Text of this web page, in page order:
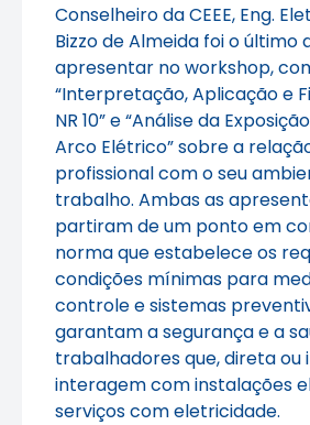
Conselheiro da CEEE, Eng.
Bizzo de Almeida foi o último
apresentar no workshop,
“Interpretação, Aplicação e
NR 10” e “Análise da
Arco Elétrico” sobre a
profissional com o seu
trabalho. Ambas as
partiram de um ponto em
norma que estabelece os
condições mínimas para
controle e sistemas
garantam a segurança e a
trabalhadores que, direta ou
interagem com instalações
serviços com eletricidade.